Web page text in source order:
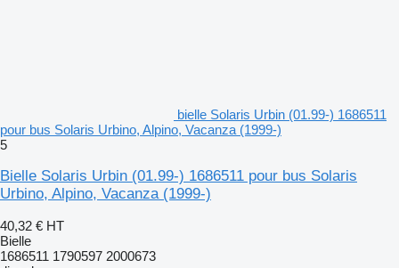
bielle Solaris Urbin (01.99-) 1686511
pour bus Solaris Urbino, Alpino, Vacanza (1999-)
5
Bielle Solaris Urbin (01.99-) 1686511 pour bus Solaris
Urbino, Alpino, Vacanza (1999-)
40,32 € HT
Bielle
1686511 1790597 2000673